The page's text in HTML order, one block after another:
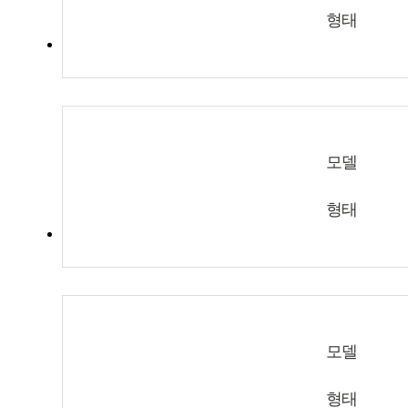
형태
모델
형태
모델
형태